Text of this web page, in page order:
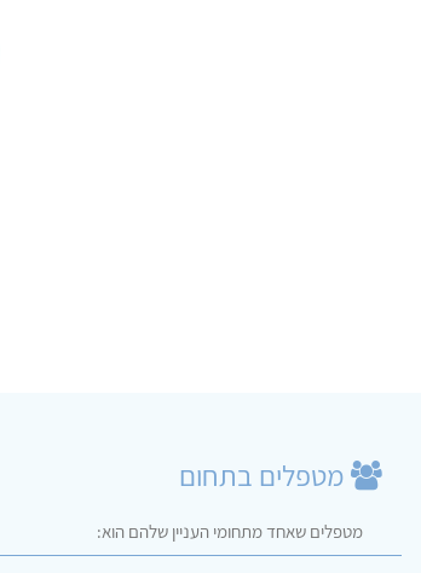
מטפלים בתחום
מטפלים שאחד מתחומי העניין שלהם הוא: